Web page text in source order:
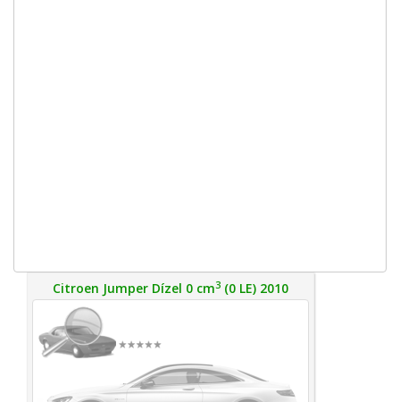
Citroen Jumper Dízel 0 cm3 (0 LE) 2010